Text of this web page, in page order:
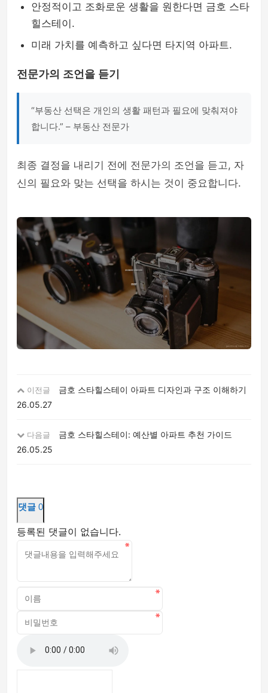
안정적이고 조화로운 생활을 원한다면 금호 스타
힐스테이.
미래 가치를 예측하고 싶다면 타지역 아파트.
전문가의 조언을 듣기
“부동산 선택은 개인의 생활 패턴과 필요에 맞춰져야
합니다.” – 부동산 전문가
최종 결정을 내리기 전에 전문가의 조언을 듣고, 자
신의 필요와 맞는 선택을 하시는 것이 중요합니다.
이전글
금호 스타힐스테이 아파트 디자인과 구조 이해하기
26.05.27
다음글
금호 스타힐스테이: 예산별 아파트 추천 가이드
26.05.25
댓글 0
등록된 댓글이 없습니다.